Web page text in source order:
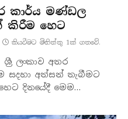
කාර්ය මණ්ඩල
කිරීම හෙට
කියවීමට මිනිත්තු 1ක් ගතවේ.
ලංකාව අතර
සදහා අත්සන් තැබීමට
දිනයේදී මෙම…